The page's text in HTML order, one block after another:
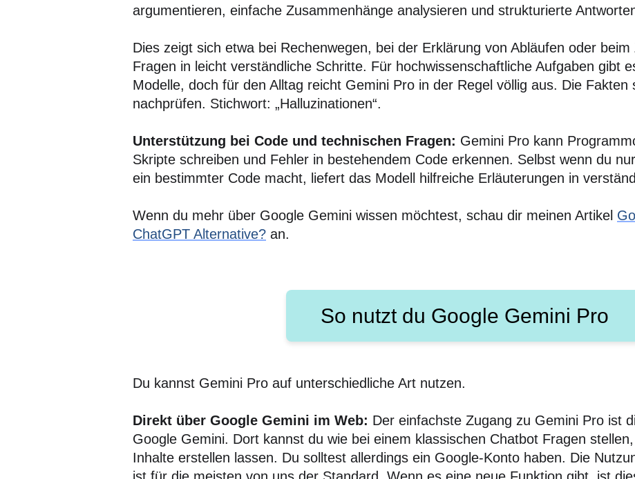
argumentieren, einfache Zusammenhänge analysieren und strukturierte
Dies zeigt sich etwa bei Rechenwegen, bei der Erklärung von Abläufen oder
Fragen in leicht verständliche Schritte. Für hochwissenschaftliche Aufgaben gibt
Modelle, doch für den Alltag reicht Gemini Pro in der Regel völlig aus. Die
nachprüfen. Stichwort: „Halluzinationen“.
Unterstützung bei Code und technischen Fragen: Gemini Pro kann
Skripte schreiben und Fehler in bestehendem Code erkennen. Selbst wenn du
ein bestimmter Code macht, liefert das Modell hilfreiche Erläuterungen in
Wenn du mehr über Google Gemini wissen möchtest, schau dir meinen Artikel
ChatGPT Alternative? an.
So nutzt du Google Gemini Pro
Du kannst Gemini Pro auf unterschiedliche Art nutzen.
Direkt über Google Gemini im Web: Der einfachste Zugang zu Gemini Pro ist
Google Gemini. Dort kannst du wie bei einem klassischen Chatbot Fragen
Inhalte erstellen lassen. Du solltest allerdings ein Google-Konto haben. Die